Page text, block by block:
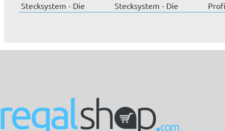
Stecksystem - Die
Stecksystem - Die